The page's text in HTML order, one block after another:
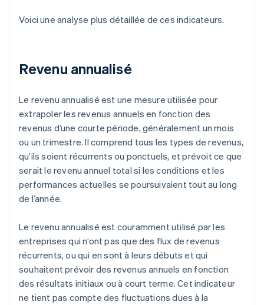
Voici une analyse plus détaillée de ces indicateurs.
Revenu annualisé
Le revenu annualisé est une mesure utilisée pour
extrapoler les revenus annuels en fonction des
revenus d’une courte période, généralement un mois
ou un trimestre. Il comprend tous les types de revenus,
qu’ils soient récurrents ou ponctuels, et prévoit ce que
serait le revenu annuel total si les conditions et les
performances actuelles se poursuivaient tout au long
de l’année.
Le revenu annualisé est couramment utilisé par les
entreprises qui n’ont pas que des flux de revenus
récurrents, ou qui en sont à leurs débuts et qui
souhaitent prévoir des revenus annuels en fonction
des résultats initiaux ou à court terme. Cet indicateur
ne tient pas compte des fluctuations dues à la